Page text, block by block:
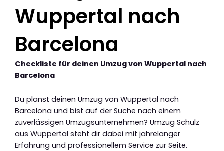
Wuppertal nach
Barcelona
Checkliste für deinen Umzug von Wuppertal nach
Barcelona
Du planst deinen Umzug von Wuppertal nach
Barcelona und bist auf der Suche nach einem
zuverlässigen Umzugsunternehmen? Umzug Schulz
aus Wuppertal steht dir dabei mit jahrelanger
Erfahrung und professionellem Service zur Seite.